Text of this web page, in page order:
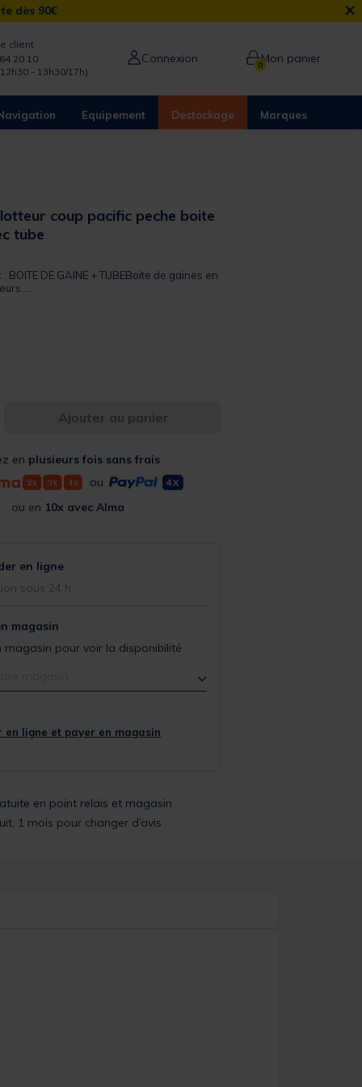
dès 90€ ×
client
20 10
- 13h30/17h)
Connexion 0Mon panier
Equipement Destockage Marques
coup pacific peche boite
tube
BOITE DE GAINE + TUBEBoite de gaines en
Ajouter au panier
en plusieurs fois sans frais
ou
ou en 10x avec Alma
en ligne
sous 24 h
magasin
magasin pour voir la disponibilité
en ligne et payer en magasin
en point relais et magasin
1 mois pour changer d’avis